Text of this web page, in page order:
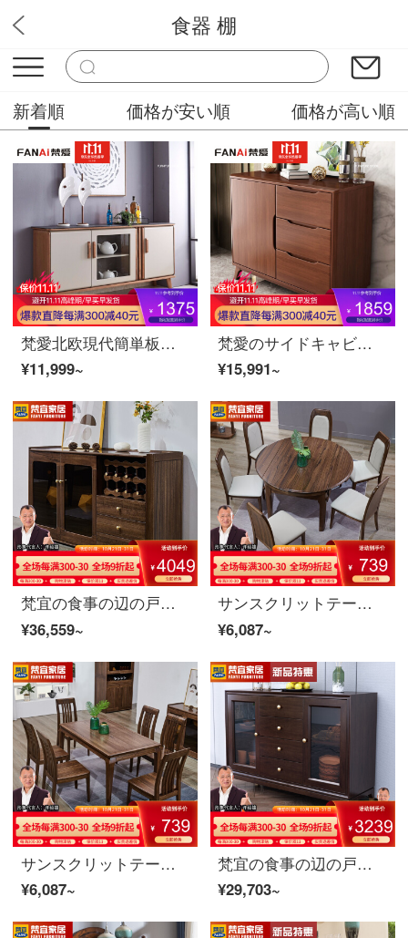
バソラブ
食器 棚
新着順 価格が安い順 価格が高い順
梵愛北欧現代簡単板式の食事コーナーのリビングに引き出し棚を組み立てるキッチン収納棚棚の棚1.3メートル火で石を焼くサイドキャビネットのサイドキャビネット
¥11,999~
梵愛のサイドキャビネット現代中国式の胡桃の木は多くロッカーを使ってお茶の食器棚を簡単に予約します。サイドキャビネットの食器棚のレストランの家具は胡桃の木のサイドキャビネットです。
¥15,991~
梵宜の食事の辺の戸棚の北米の暗いクルミの木の実の食事の辺の戸棚の2つのお茶の水の戸棚の多機能の食器棚の飲み屋の台所の戸棚のアメリカンレストランの戸棚の家具の8 J 01〓〓〓の食事の辺の戸棚の北米の暗いクルミの木
¥36,559~
サンスクリットテーブル北米の黒いクルミの木のテーブルと椅子の組み合わせが小さくて伸縮性のある長方形のテーブルの丸みがある長方形のテーブルです。
¥6,087~
サンスクリットテーブル北米の黒いクルミの木のテーブルと椅子の組み合わせが小さくて伸縮性のある長方形のテーブルの丸みがある長方形のテーブルです。
¥6,087~
梵宜の食事の辺の戸棚の実の木の食事の辺の戸棚のアメリカの軽奢な田舎の酒屋の桜桃の木の高級なものの戸棚のレストランの逸品の家具の戸棚(胡桃の色+白色)
¥29,703~